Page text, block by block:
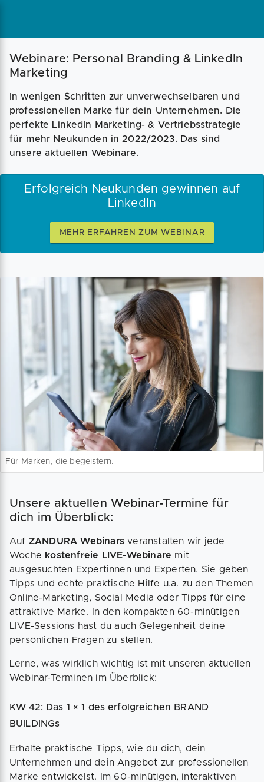
Webinare: Personal Branding & LinkedIn
Marketing
In wenigen Schritten zur unverwechselbaren und
professionellen Marke für dein Unternehmen. Die
perfekte LinkedIn Marketing- & Vertriebsstrategie
für mehr Neukunden in 2022/2023. Das sind
unsere aktuellen Webinare.
Erfolgreich Neukunden gewinnen auf
LinkedIn
MEHR ERFAHREN ZUM WEBINAR
Für Marken, die begeistern.
Unsere aktuellen Webinar-Termine für
dich im Überblick:
Auf ZANDURA Webinarsveranstalten wir jede
Woche kostenfreie LIVE-Webinare mit
ausgesuchten Expertinnen und Experten. Sie geben
Tipps und echte praktische Hilfe u.a. zu den Themen
Online-Marketing, Social Media oder Tipps für eine
attraktive Marke. In den kompakten 60-minütigen
LIVE-Sessions hast du auch Gelegenheit deine
persönlichen Fragen zu stellen.
Lerne, was wirklich wichtig ist mit unseren aktuellen
Webinar-Terminen im Überblick:
KW 42: Das 1 × 1 des erfolgreichen BRAND
BUILDINGs
Erhalte praktische Tipps, wie du dich, dein
Unternehmen und dein Angebot zur professionellen
Marke entwickelst. Im 60-minütigen, interaktiven